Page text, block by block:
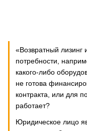
«Возвратный лизинг
потребности,
какого-либо
не готова
контракта, или для
работает?
Юридическое лицо